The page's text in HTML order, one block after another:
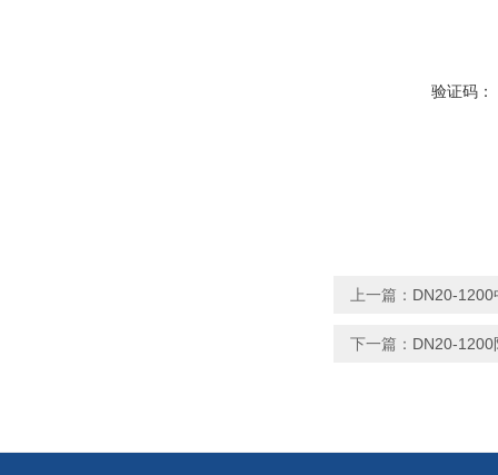
验证码：
上一篇： DN20-1200
下一篇： DN20-1200